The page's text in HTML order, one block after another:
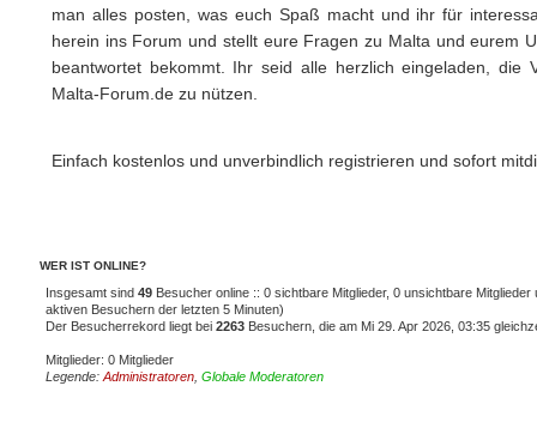
man alles posten, was euch Spaß macht und ihr für
herein ins Forum und stellt eure Fragen zu Malta und eurem
beantwortet bekommt. Ihr seid alle herzlich eingeladen, die
Malta-Forum.de zu nützen.
Einfach kostenlos und unverbindlich registrieren und sofort
WER IST ONLINE?
Insgesamt sind 49 Besucher online :: 0 sichtbare Mitglieder, 0 unsichtbare
aktiven Besuchern der letzten 5 Minuten)
Der Besucherrekord liegt bei 2263 Besuchern, die am Mi 29. Apr 2026, 03:35
Mitglieder: 0 Mitglieder
Legende: Administratoren Globale Moderatoren